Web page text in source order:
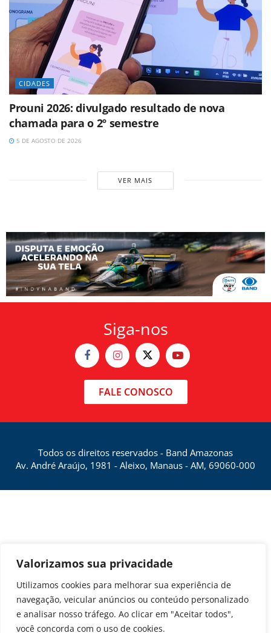
Valorizamos sua privacidade
Utilizamos cookies para melhorar sua experiência de
navegação, veicular anúncios ou conteúdo personalizado
e analisar nosso tráfego. Ao clicar em "Aceitar todos",
você concorda com o uso de cookies.
CIDADES
Prouni 2026: divulgado resultado de nova
chamada para o 2º semestre
5 DE AGOSTO DE 2026
VER MAIS
Siga-nos
FALE CONOSCO
Todos os direitos reservados - Band Amazonas
Av. André Araújo, 1981 - Aleixo, Manaus - AM, 69060-000